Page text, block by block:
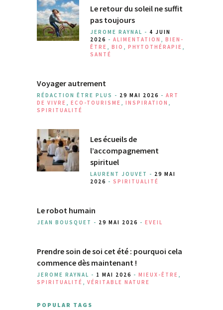
Le retour du soleil ne suffit
pas toujours
JEROME RAYNAL - 4 JUIN
2026 - ALIMENTATION , BIEN-
ÊTRE , BIO , PHYTOTHÉRAPIE ,
SANTÉ
Voyager autrement
RÉDACTION ÊTRE PLUS - 29 MAI 2026 - ART
DE VIVRE , ECO-TOURISME , INSPIRATION ,
SPIRITUALITÉ
Les écueils de
l’accompagnement
spirituel
LAURENT JOUVET - 29 MAI
2026 - SPIRITUALITÉ
Le robot humain
JEAN BOUSQUET - 29 MAI 2026 - EVEIL
Prendre soin de soi cet été : pourquoi cela
commence dès maintenant !
JEROME RAYNAL - 1 MAI 2026 - MIEUX-ÊTRE ,
SPIRITUALITÉ , VÉRITABLE NATURE
POPULAR TAGS